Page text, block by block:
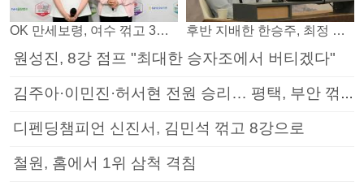
OK 만세보령, 여수 꺾고 3연패 탈출 후반 지배한 한승주, 최정 꺾고 8강 진출
원성진, 8강 점프 "최대한 승자조에서 버티겠다"
김주아·이민진·허서현 전원 승리… 평택, 부안 꺾고 5연승
디펜딩챔피언 신진서, 김민석 꺾고 8강으로
철원, 홈에서 1위 삼척 격침